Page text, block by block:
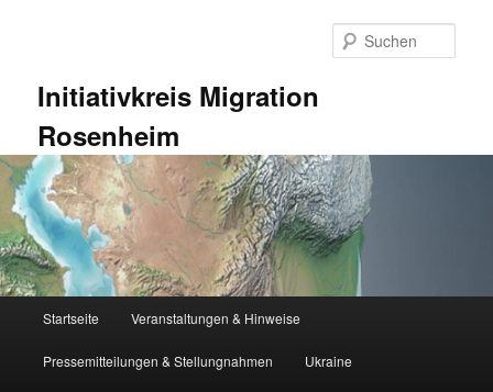
Initiativkreis Migration
Rosenheim
Startseite Veranstaltungen & Hinweise
Pressemitteilungen & Stellungnahmen Ukraine